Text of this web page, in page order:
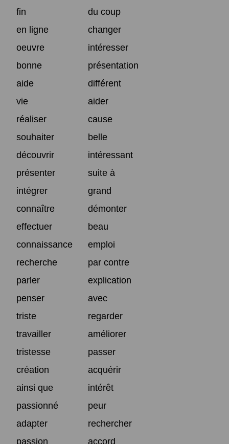
fin
du coup
en ligne
changer
oeuvre
intéresser
bonne
présentation
aide
différent
vie
aider
réaliser
cause
souhaiter
belle
découvrir
intéressant
présenter
suite à
intégrer
grand
connaître
démonter
effectuer
beau
connaissance
emploi
recherche
par contre
parler
explication
penser
avec
triste
regarder
travailler
améliorer
tristesse
passer
création
acquérir
ainsi que
intérêt
passionné
peur
adapter
rechercher
passion
accord